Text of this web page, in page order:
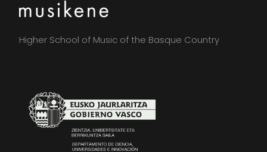
Higher School of Music of the Basque Country